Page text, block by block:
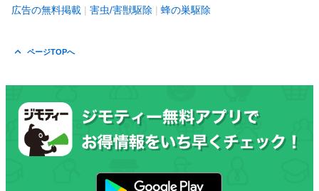
広告の無料掲載 害虫/害獣駆除 蜂の巣駆除
ページTOPへ